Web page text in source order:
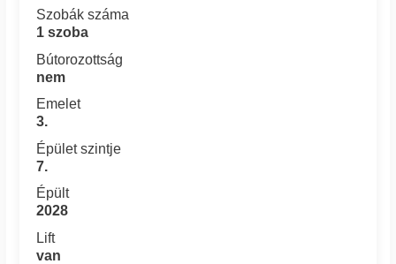
Szobák száma
1 szoba
Bútorozottság
nem
Emelet
3.
Épület szintje
7.
Épült
2028
Lift
van